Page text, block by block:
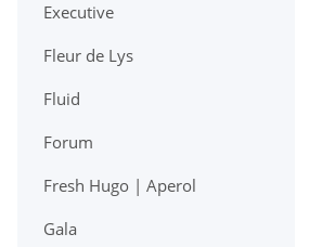
Executive
Fleur de Lys
Fluid
Forum
Fresh Hugo | Aperol
Gala